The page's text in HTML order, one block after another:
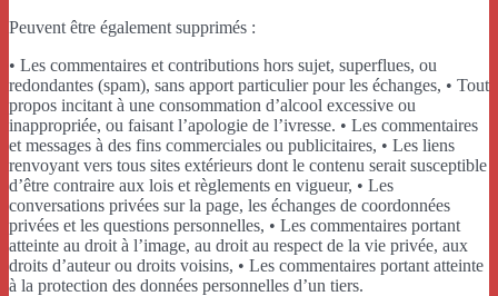
Peuvent être également supprimés :
• Les commentaires et contributions hors sujet, superflues, ou
redondantes (spam), sans apport particulier pour les échanges, • Tout
propos incitant à une consommation d’alcool excessive ou
inappropriée, ou faisant l’apologie de l’ivresse. • Les commentaires
et messages à des fins commerciales ou publicitaires, • Les liens
renvoyant vers tous sites extérieurs dont le contenu serait susceptible
d’être contraire aux lois et règlements en vigueur, • Les
conversations privées sur la page, les échanges de coordonnées
privées et les questions personnelles, • Les commentaires portant
atteinte au droit à l’image, au droit au respect de la vie privée, aux
droits d’auteur ou droits voisins, • Les commentaires portant atteinte
à la protection des données personnelles d’un tiers.